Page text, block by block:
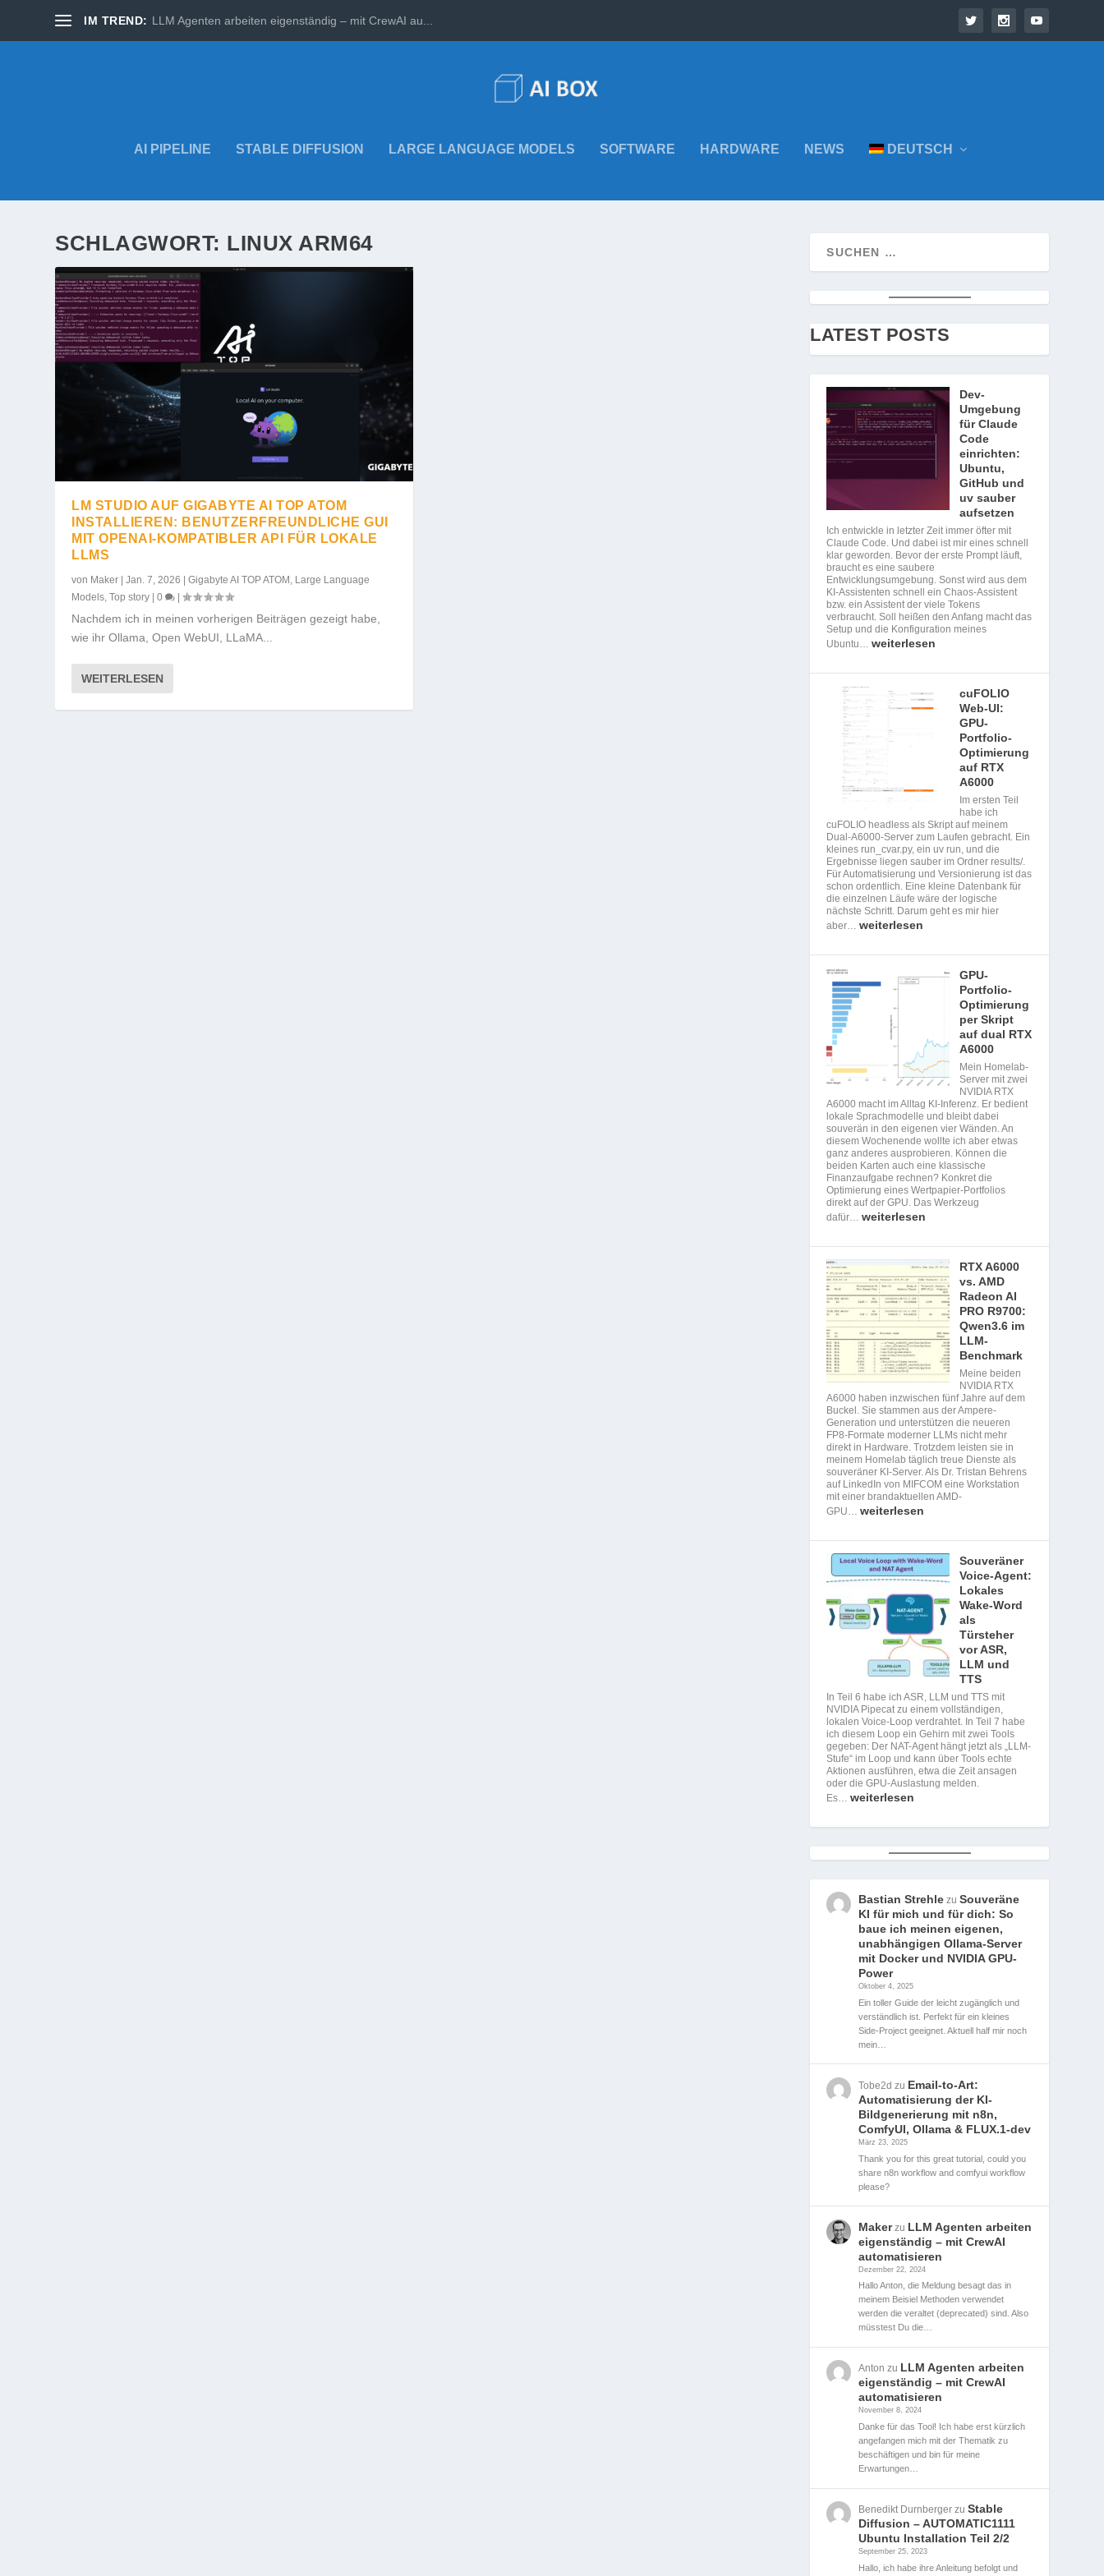
IM TREND: LLM Agenten arbeiten eigenständig – mit CrewAI au...
AI PIPELINE STABLE DIFFUSION LARGE LANGUAGE MODELS SOFTWARE HARDWARE NEWS DEUTSCH
SCHLAGWORT: LINUX ARM64
LM STUDIO AUF GIGABYTE AI TOP ATOM
INSTALLIEREN: BENUTZERFREUNDLICHE GUI
MIT OPENAI-KOMPATIBLER API FÜR LOKALE
LLMS
von Maker |Jan. 7, 2026 |Gigabyte AI TOP ATOM , Large Language
Models,Top story |0 |
Nachdem ich in meinen vorherigen Beiträgen gezeigt habe,
wie ihr Ollama, Open WebUI, LLaMA...
WEITERLESEN
LATEST POSTS
Dev-
Umgebung
für Claude
Code
einrichten:
Ubuntu,
GitHub und
uv sauber
aufsetzen
Ich entwickle in letzter Zeit immer öfter mit
Claude Code. Und dabei ist mir eines schnell
klar geworden. Bevor der erste Prompt läuft,
braucht es eine saubere
Entwicklungsumgebung. Sonst wird aus dem
KI-Assistenten schnell ein Chaos-Assistent
bzw. ein Assistent der viele Tokens
verbraucht. Soll heißen den Anfang macht das
Setup und die Konfiguration meines
Ubuntu…weiterlesen
cuFOLIO
Web-UI:
GPU-
Portfolio-
Optimierung
auf RTX
A6000
Im ersten Teil
habe ich
cuFOLIO headless als Skript auf meinem
Dual-A6000-Server zum Laufen gebracht. Ein
kleines run_cvar.py, ein uv run, und die
Ergebnisse liegen sauber im Ordner results/.
Für Automatisierung und Versionierung ist das
schon ordentlich. Eine kleine Datenbank für
die einzelnen Läufe wäre der logische
nächste Schritt. Darum geht es mir hier
aber…weiterlesen
GPU-
Portfolio-
Optimierung
per Skript
auf dual RTX
A6000
Mein Homelab-
Server mit zwei
NVIDIA RTX
A6000 macht im Alltag KI-Inferenz. Er bedient
lokale Sprachmodelle und bleibt dabei
souverän in den eigenen vier Wänden. An
diesem Wochenende wollte ich aber etwas
ganz anderes ausprobieren. Können die
beiden Karten auch eine klassische
Finanzaufgabe rechnen? Konkret die
Optimierung eines Wertpapier-Portfolios
direkt auf der GPU. Das Werkzeug
dafür…weiterlesen
RTX A6000
vs. AMD
Radeon AI
PRO R9700:
Qwen3.6 im
LLM-
Benchmark
Meine beiden
NVIDIA RTX
A6000 haben inzwischen fünf Jahre auf dem
Buckel. Sie stammen aus der Ampere-
Generation und unterstützen die neueren
FP8-Formate moderner LLMs nicht mehr
direkt in Hardware. Trotzdem leisten sie in
meinem Homelab täglich treue Dienste als
souveräner KI-Server. Als Dr. Tristan Behrens
auf LinkedIn von MIFCOM eine Workstation
mit einer brandaktuellen AMD-
GPU…weiterlesen
Souveräner
Voice-Agent:
Lokales
Wake-Word
als
Türsteher
vor ASR,
LLM und
TTS
In Teil 6 habe ich ASR, LLM und TTS mit
NVIDIA Pipecat zu einem vollständigen,
lokalen Voice-Loop verdrahtet. In Teil 7 habe
ich diesem Loop ein Gehirn mit zwei Tools
gegeben: Der NAT-Agent hängt jetzt als „LLM-
Stufe“ im Loop und kann über Tools echte
Aktionen ausführen, etwa die Zeit ansagen
oder die GPU-Auslastung melden.
Es…weiterlesen
Bastian Strehle zuSouveräne
KI für mich und für dich: So
baue ich meinen eigenen,
unabhängigen Ollama-Server
mit Docker und NVIDIA GPU-
Power
Oktober 4, 2025
Ein toller Guide der leicht zugänglich und
verständlich ist. Perfekt für ein kleines
Side-Project geeignet. Aktuell half mir noch
mein…
Tobe2d zu Email-to-Art:
Automatisierung der KI-
Bildgenerierung mit n8n,
ComfyUI, Ollama & FLUX.1-dev
März 23, 2025
Thank you for this great tutorial, could you
share n8n workflow and comfyui workflow
please?
Makerzu LLM Agenten arbeiten
eigenständig – mit CrewAI
automatisieren
Dezember 22, 2024
Hallo Anton, die Meldung besagt das in
meinem Beisiel Methoden verwendet
werden die veraltet (deprecated) sind. Also
müsstest Du die…
Anton zu LLM Agenten arbeiten
eigenständig – mit CrewAI
automatisieren
November 8, 2024
Danke für das Tool! Ich habe erst kürzlich
angefangen mich mit der Thematik zu
beschäftigen und bin für meine
Erwartungen…
Benedikt Durnberger zuStable
Diffusion – AUTOMATIC1111
Ubuntu Installation Teil 2/2
September 25, 2023
Hallo, ich habe ihre Anleitung befolgt und